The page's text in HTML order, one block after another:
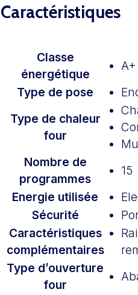
Caractéristiques
Classe
énergétique
A+
Type de pose
Type de chaleur
four
Nombre de
programmes
15
Energie utilisée
Sécurité
Caractéristiques
complémentaires
Type d’ouverture
four